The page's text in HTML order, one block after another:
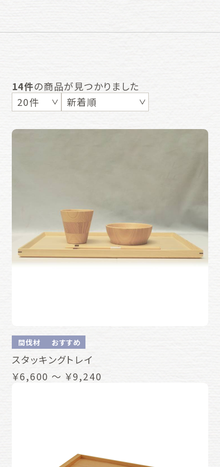
14件の商品が見つかりました
間伐材 おすすめ
スタッキングトレイ
￥6,600 ～ ￥9,240